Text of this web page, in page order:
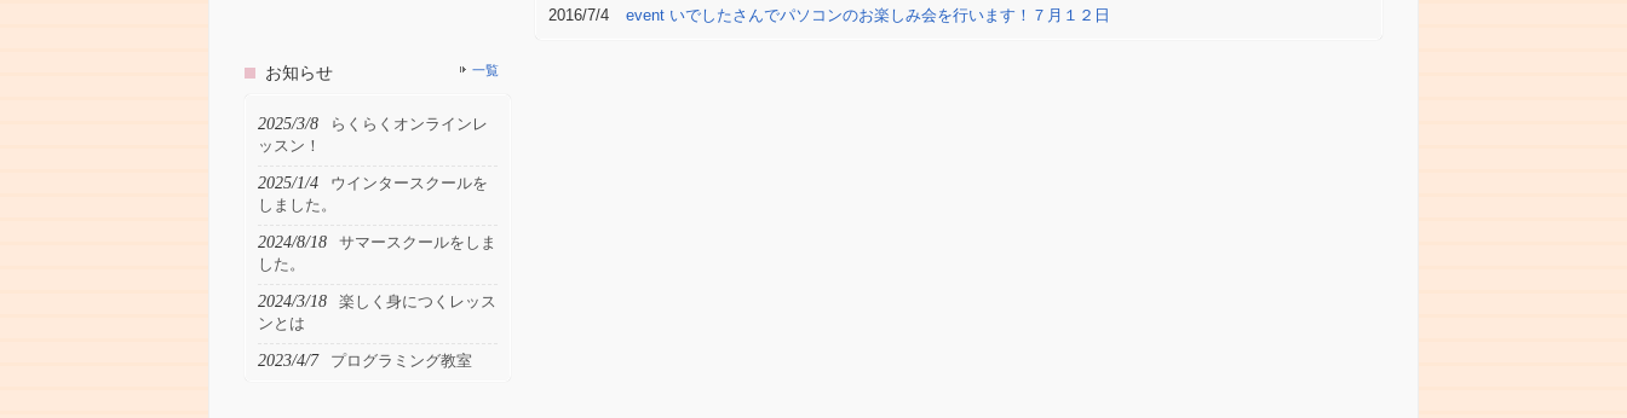
2016/7/4 event いでしたさんでパソコンのお楽しみ会を行います！７月１２日
お知らせ 一覧
2025/3/8
らくらくオンラインレ
ッスン！
2025/1/4
ウインタースクールを
しました。
2024/8/18
サマースクールをしま
した。
2024/3/18
楽しく身につくレッス
ンとは
2023/4/7 プログラミング教室